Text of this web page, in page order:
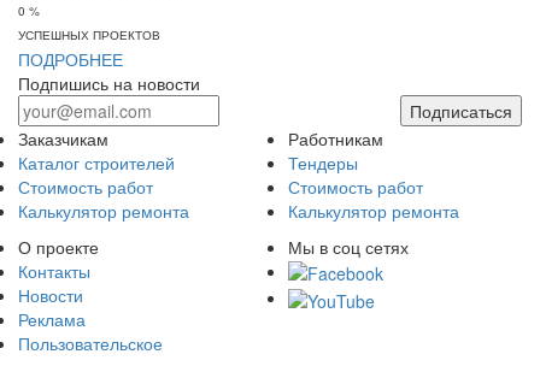
0 %
УСПЕШНЫХ ПРОЕКТОВ
ПОДРОБНЕЕ
Подпишись на новости
Подписаться
Заказчикам
Каталог строителей
Стоимость работ
Калькулятор ремонта
Работникам
Тендеры
Стоимость работ
Калькулятор ремонта
О проекте
Контакты
Новости
Реклама
Пользовательское
Мы в соц сетях